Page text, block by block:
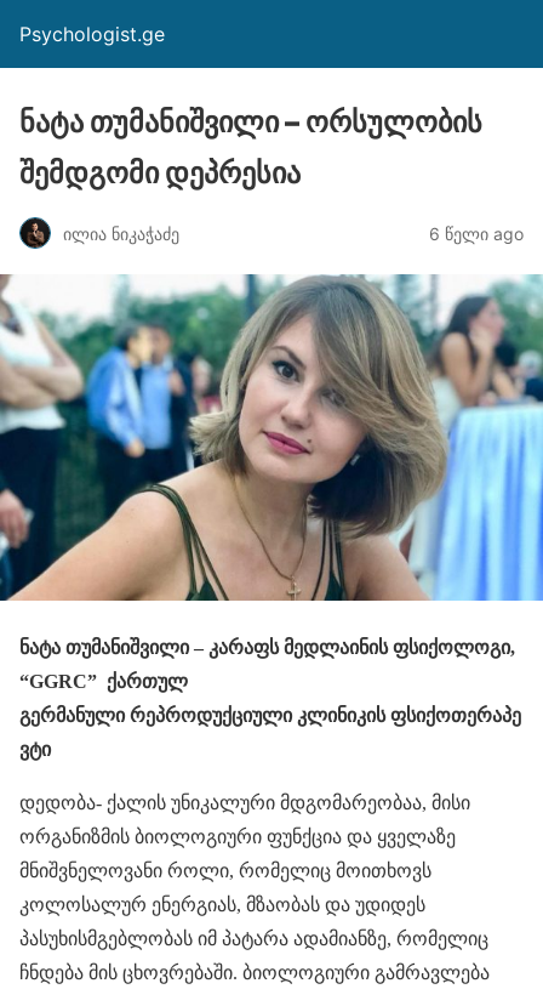
Psychologist.ge
ნატა თუმანიშვილი – ორსულობის
შემდგომი დეპრესია
ილია ნიკაჭაძე 6 წელი ago
ნატა თუმანიშვილი – კარაფს მედლაინის ფსიქოლოგი,
“GGRC” ქართულ
გერმანული რეპროდუქციული კლინიკის ფსიქოთერაპე
ვტი
დედობა- ქალის უნიკალური მდგომარეობაა, მისი
ორგანიზმის ბიოლოგიური ფუნქცია და ყველაზე
მნიშვნელოვანი როლი, რომელიც მოითხოვს
კოლოსალურ ენერგიას, მზაობას და უდიდეს
პასუხისმგებლობას იმ პატარა ადამიანზე, რომელიც
ჩნდება მის ცხოვრებაში. ბიოლოგიური გამრავლება